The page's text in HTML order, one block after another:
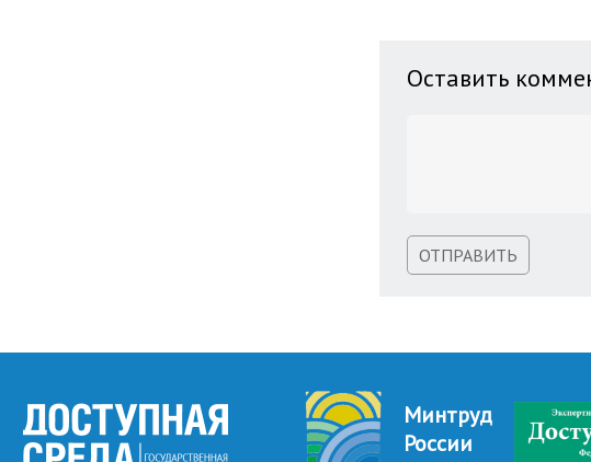
Оставить
ОТПРАВИТЬ
Минтруд
России